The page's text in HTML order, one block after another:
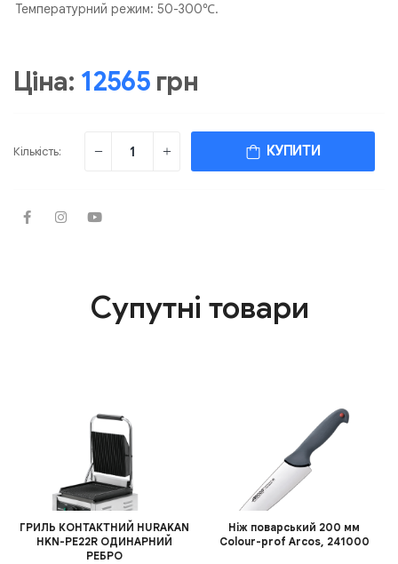
Температурний режим: 50-300℃.
Ціна: 12565грн
Кількість: КУПИТИ
Супутні товари
ГРИЛЬ КОНТАКТНИЙ HURAKAN
HKN-PE22R ОДИНАРНИЙ
РЕБРО
Ніж поварський 200 мм
Сolour-prof Arcos, 241000